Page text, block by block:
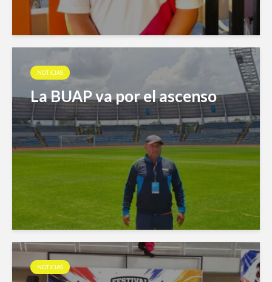
NOTICIAS
La BUAP va por el ascenso
NOTICIAS